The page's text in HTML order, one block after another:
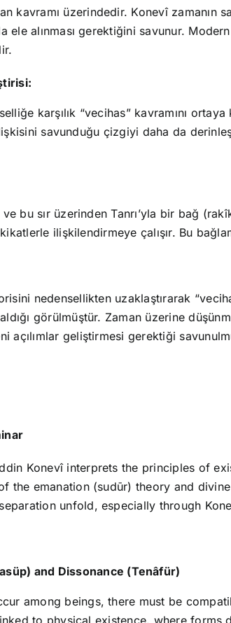
kavramı üzerindedir. Konevî zamanın
ele alınması gerektiğini savunur.
karşılık “vecihas” kavramını
savunduğu çizgiyi daha da
bu sır üzerinden Tanrı’yla bir bağ
ilişkilendirmeye çalışır. Bu
nedensellikten uzaklaştırarak
görülmüştür. Zaman üzerine
açılımlar geliştirmesi gerektiği
Konevî interprets the principles of
the emanation (sudūr) theory and
unfold, especially through
and Dissonance (Tenâfür)
among beings, there must be
to physical existence, where